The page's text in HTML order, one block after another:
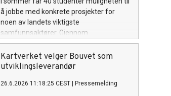
å jobbe med konkrete prosjekter for
noen av landets viktigste
samfunnsaktører. Gjennom
sommerprogrammet får studentene
erfaring fra konsulentlivet og bidrar til
verdiskaping for kundene.
Kartverket velger Bouvet som
utviklingsleverandør
26.6.2026 11:18:25 CEST Pressemelding